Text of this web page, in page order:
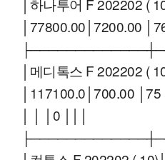
│하나투어 F 202202 (
│77800.00│7200.00
│메디톡스 F 202202 (
│117100.0│700.00 │75
│ │ │0 │││